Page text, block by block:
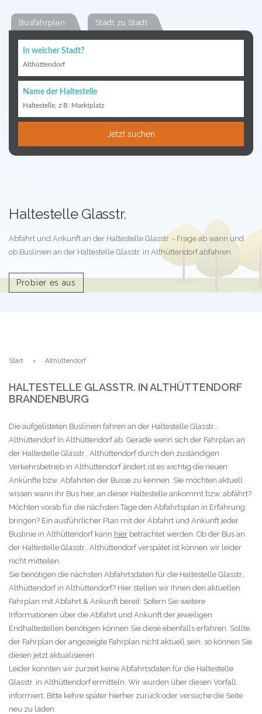
Busfahrplan Stadt zu Stadt
In welcher Stadt?
Althüttendorf
Name der Haltestelle
Haltestelle, z.B. Marktplatz
Jetzt suchen
Haltestelle Glasstr.
Abfahrt und Ankunft an der Haltestelle Glasstr. - Frage ab wann und
ob Buslinien an der Haltestelle Glasstr. in Althüttendorf abfahren.
Probier es aus
Start Althüttendorf
HALTESTELLE GLASSTR. IN ALTHÜTTENDORF
BRANDENBURG
Die aufgelisteten Buslinien fahren an der Haltestelle Glasstr.,
Althüttendorf in Althüttendorf ab. Gerade wenn sich der Fahrplan an
der Haltestelle Glasstr., Althüttendorf durch den zuständigen
Verkehrsbetrieb in Althüttendorf ändert ist es wichtig die neuen
Ankünfte bzw. Abfahrten der Busse zu kennen. Sie möchten aktuell
wissen wann Ihr Bus hier, an dieser Haltestelle ankommt bzw. abfährt?
Möchten vorab für die nächsten Tage den Abfahrtsplan in Erfahrung
bringen? Ein ausführlicher Plan mit der Abfahrt und Ankunft jeder
Buslinie in Althüttendorf kann hier betrachtet werden. Ob der Bus an
der Haltestelle Glasstr., Althüttendorf verspätet ist können wir leider
nicht mitteilen.
Sie benötigen die nächsten Abfahrtsdaten für die Haltestelle Glasstr.,
Althüttendorf in Althüttendorf? Hier stellen wir Ihnen den aktuellen
Fahrplan mit Abfahrt & Ankunft bereit. Sofern Sie weitere
Informationen über die Abfahrt und Ankunft der jeweiligen
Endhaltestellen benötigen können Sie diese ebenfalls erfahren. Sollte
der Fahrplan der angezeigte Fahrplan nicht aktuell sein, so können Sie
diesen jetzt aktualisieren.
Leider konnten wir zurzeit keine Abfahrtsdaten für die Haltestelle
Glasstr. in Althüttendorf ermitteln. Wir wurden über diesen Vorfall
informiert. Bitte kehre später hierher zurück oder versuche die Seite
neu zu laden.